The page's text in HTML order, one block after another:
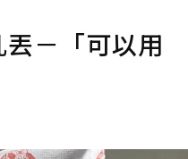
－「可以用